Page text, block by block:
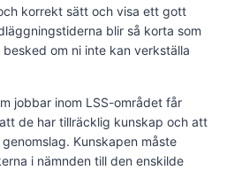
korrekt sätt och visa ett gott
blir så korta som
om ni inte kan verkställa
jobbar inom LSS-området får
de har tillräcklig kunskap och att
Kunskapen måste
i nämnden till den enskilde